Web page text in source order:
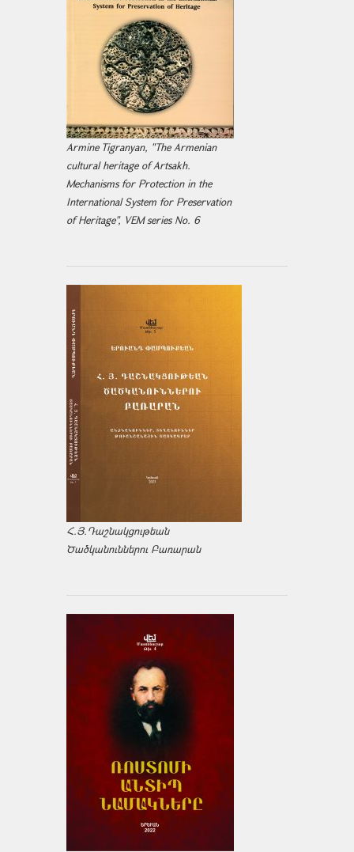
Armine Tigranyan, "The Armenian
cultural heritage of Artsakh.
Mechanisms for Protection in the
International System for Preservation
of Heritage", VEM series No. 6
Հ.Յ.Դաշնակցութեան
Ծածկանուններու Բառարան